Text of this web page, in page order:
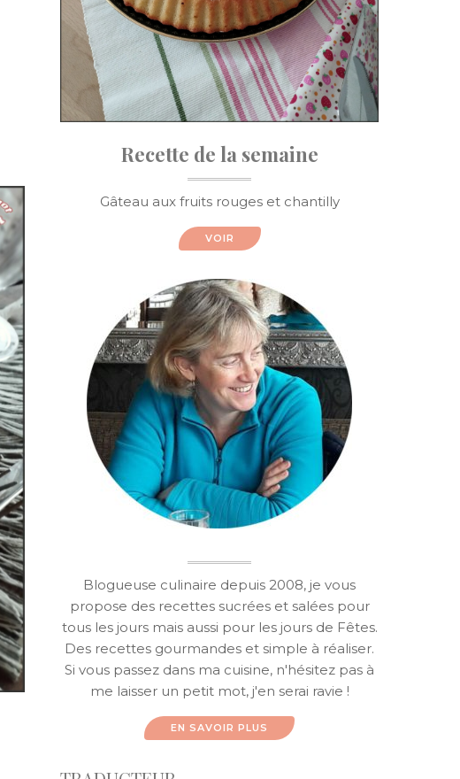
Recette de la semaine
Gâteau aux fruits rouges et chantilly
VOIR
Blogueuse culinaire depuis 2008, je vous
propose des recettes sucrées et salées pour
tous les jours mais aussi pour les jours de Fêtes.
Des recettes gourmandes et simple à réaliser.
Si vous passez dans ma cuisine, n'hésitez pas à
me laisser un petit mot, j'en serai ravie !
EN SAVOIR PLUS